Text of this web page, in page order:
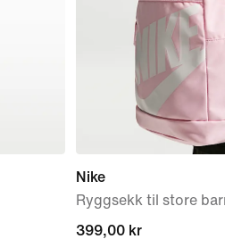
Nike
Ryggsekk til store
399,00 kr
399,00 kr